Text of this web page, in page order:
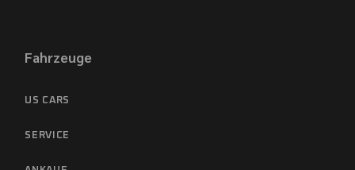
Fahrzeuge
US CARS
SERVICE